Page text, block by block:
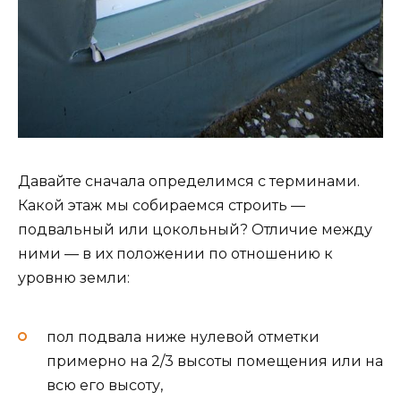
Давайте сначала определимся с терминами.
Какой этаж мы собираемся строить —
подвальный или цокольный? Отличие между
ними — в их положении по отношению к
уровню земли:
пол подвала ниже нулевой отметки
примерно на 2/3 высоты помещения или на
всю его высоту,